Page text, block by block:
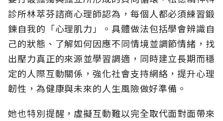
診所林萃芬諮商心理師認為，每個人都必須練習鍛
鍊自我的「心理肌力」。具體做法包括學會辨識自
己的狀態、了解如何因應不同情境並調節情緒，找
出壓力真正的來源並學習調適，同時建立長期而穩
定的人際互動關係，強化社會支持網絡，提升心理
韌性，為健康與未來的人生風險做好準備。
她也特別提醒，虛擬互動難以完全取代面對面帶來